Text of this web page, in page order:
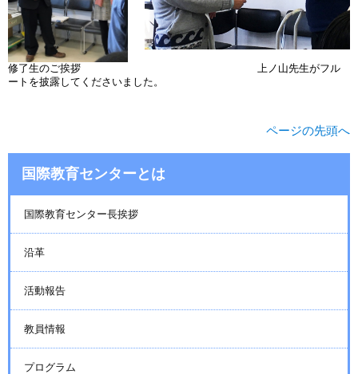
修了生のご挨拶 上ノ山先生がフル
ートを披露してくださいました。
ページの先頭へ
国際教育センターとは
国際教育センター長挨拶
沿革
活動報告
教員情報
プログラム